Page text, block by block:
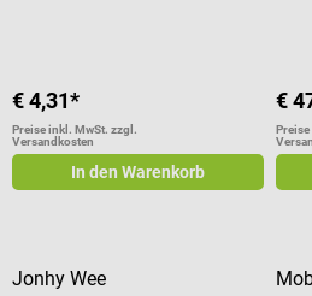
€ 4,31*
Preise inkl. MwSt. zzgl.
Versandkosten
In den Warenkorb
€
Jonhy Wee